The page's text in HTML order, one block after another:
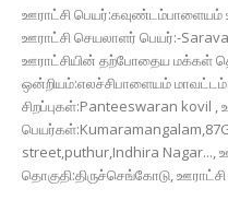
ஊராட்சி பெயர்:கவுண்டம்பாளையம்
ஊராட்சி செயலாளர் பெயர்:-
ஊராட்சியின் தற்போதைய மக்கள்
ஒன்றியம்:எலச்சிபாளையம்
சிறப்புகள்:Panteeswaran kovil ,
street,puthur,Indhira
தொகுதி:திருச்செங்கோடு,